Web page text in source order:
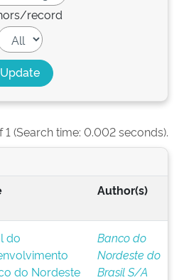
record
1 (Search time: 0.002 seconds).
Author(s)
do
do Nordeste
Banco do
Nordeste do
Brasil S/A